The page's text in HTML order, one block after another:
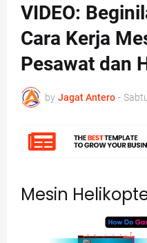
VIDEO:
Cara Kerja
Pesawat dan
by Jagat Antero -
Mesin